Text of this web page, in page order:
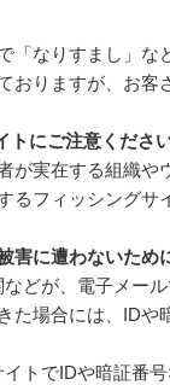
「なりすまし」
おりますが、お客
トにご注意くださ
が実在する組織
るフィッシングサ
害に遭わないため
どが、電子メー
た場合には、ID
トでIDや暗証番